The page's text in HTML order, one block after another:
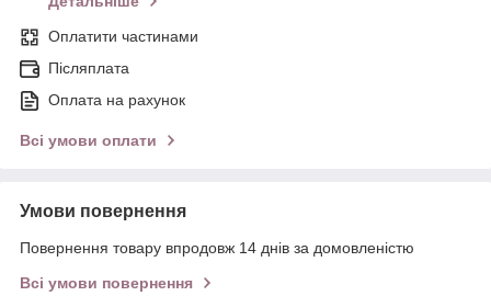
Оплатити частинами
Післяплата
Оплата на рахунок
Всі умови оплати
Умови повернення
Повернення товару впродовж 14 днів за домовленістю
Всі умови повернення